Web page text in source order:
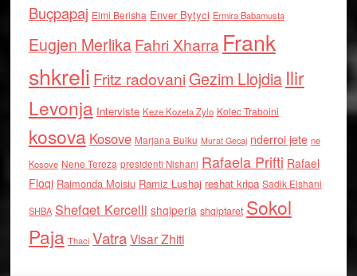
Buçpapaj Elmi Berisha Enver Bytyci Ermira Babamusta
Eugjen MerlikaFahri Xharra Frank
shkreli Fritz radovaniGezim Llojdia Ilir
Levonja Interviste Keze Kozeta Zylo Kolec Traboini
kosova Kosove Marjana Bulku Murat Gecaj nderroi jete ne
Kosove Nene Tereza presidenti Nishani Rafaela Prifti Rafael
Floqi Raimonda Moisiu Ramiz Lushaj reshat kripa Sadik Elshani
SHBA Shefqet Kercelli shqiperia shqiptaret Sokol
Paja Thaci VatraVisar Zhiti